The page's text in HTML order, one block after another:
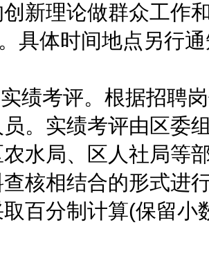
创新理论做群众工作
具体时间地点另行
考评。根据招聘岗
。实绩考评由区委
水局、区人社局等
核相结合的形式进
百分制计算(保留小